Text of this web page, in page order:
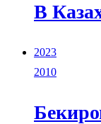
В
2023
2010